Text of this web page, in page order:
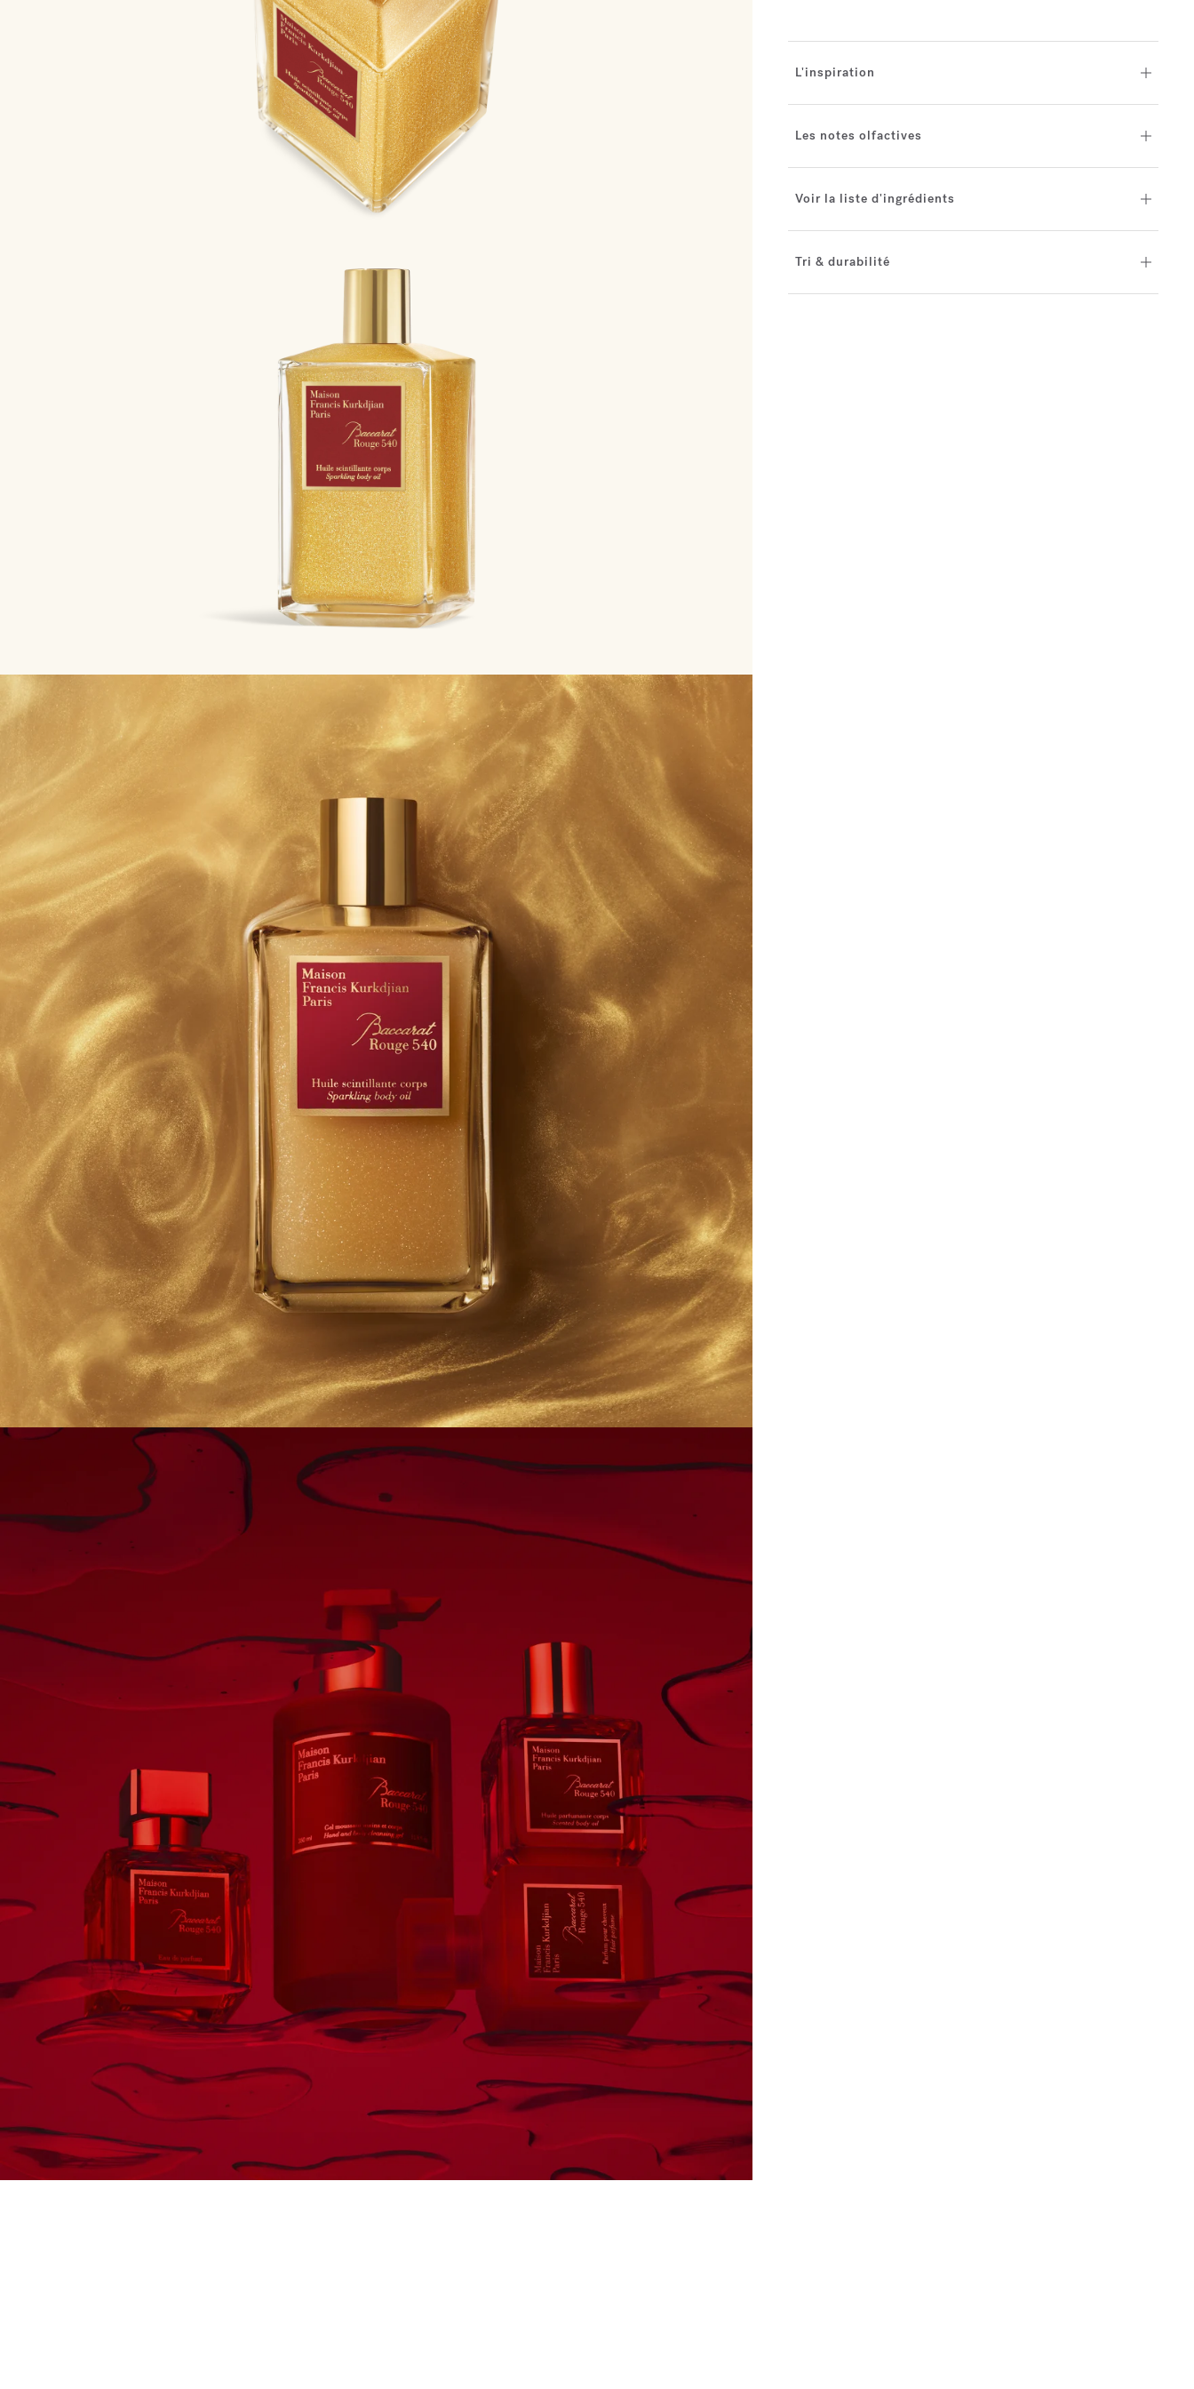
L'inspiration
Les notes olfactives
Voir la liste d'ingrédients
Tri & durabilité